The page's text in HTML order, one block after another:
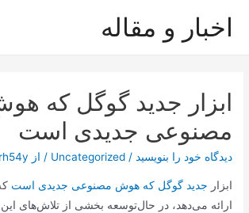
اخبار و مقاله
ابزار جدید گوگل که
مصنوعی جدیدی است
دیدگاه‌ خود را بنویسید /
Uncategorized / از
ابزار جدید گوگل که هوش مصنوعی جدیدی است
ارائه می‌دهد، در حال‌توسعه بخشی از تلاش‌های